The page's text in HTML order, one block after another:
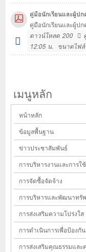
คู่มือนักเรียนและผู้ป
คู่มือนักเรียนและผู้ปก
ดาวน์โหลด200
12:05 น. ขนาดไฟ
เมนูหลัก
หน้าหลัก
ข้อมูลพื้นฐาน
ข่าวประชาสัมพันธ์
การบริหารงานและการ
การจัดซื้อจัดจ้าง
การบริหารและพัฒนาทรั
การส่งเสริมความโปร่งใส
การดำเนินการเพื่อป้อง
การส่งเสริมคุณธรรมและ